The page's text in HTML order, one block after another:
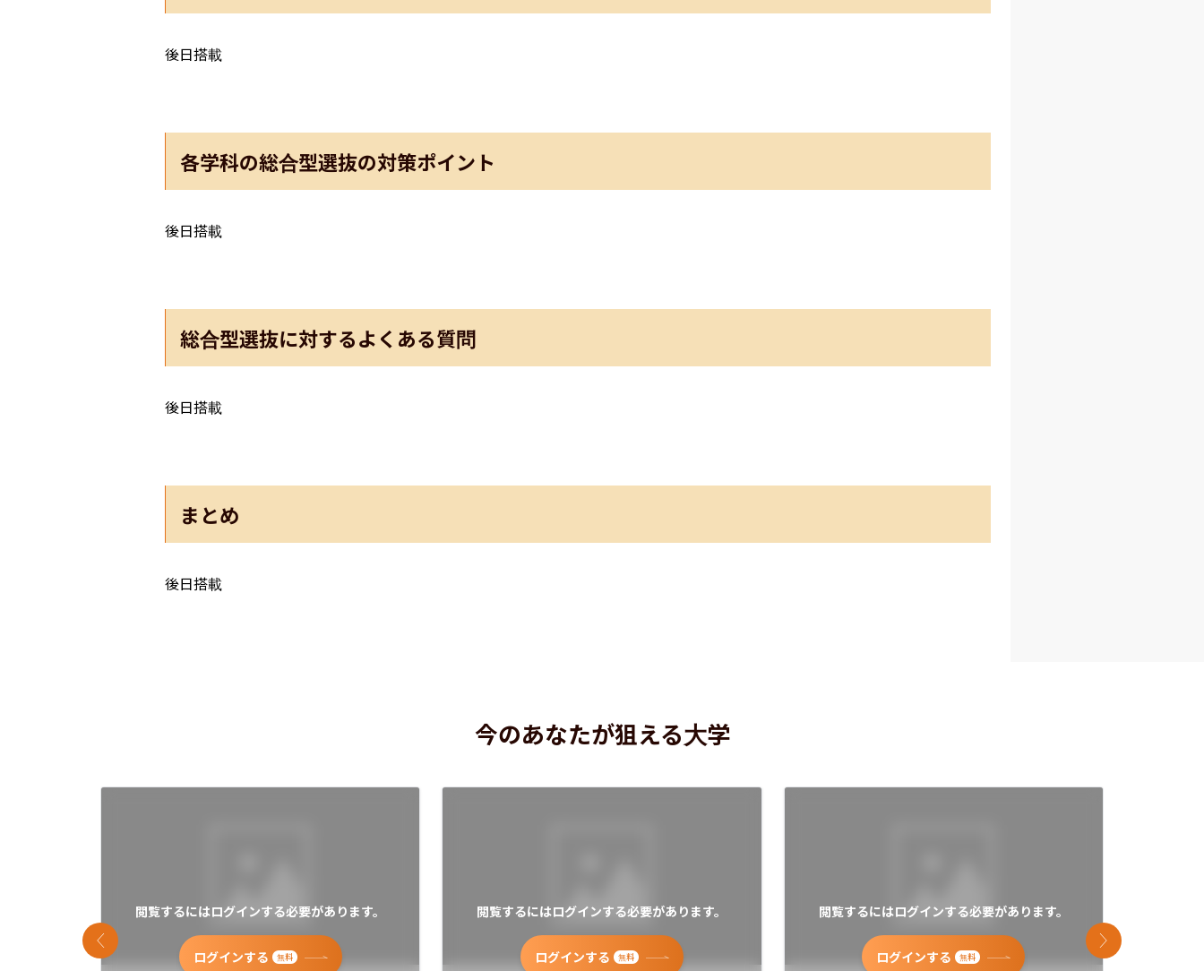
後日搭載
各学科の総合型選抜の対策ポイント
後日搭載
総合型選抜に対するよくある質問
後日搭載
まとめ
後日搭載
今のあなたが狙える大学
閲覧するにはログインする必要があります。
ログインする 無料
閲覧するにはログインする必要があります。
ログインする 無料
閲覧するにはログインする必要があります。
ログインする 無料
前のスライド 次のスライド